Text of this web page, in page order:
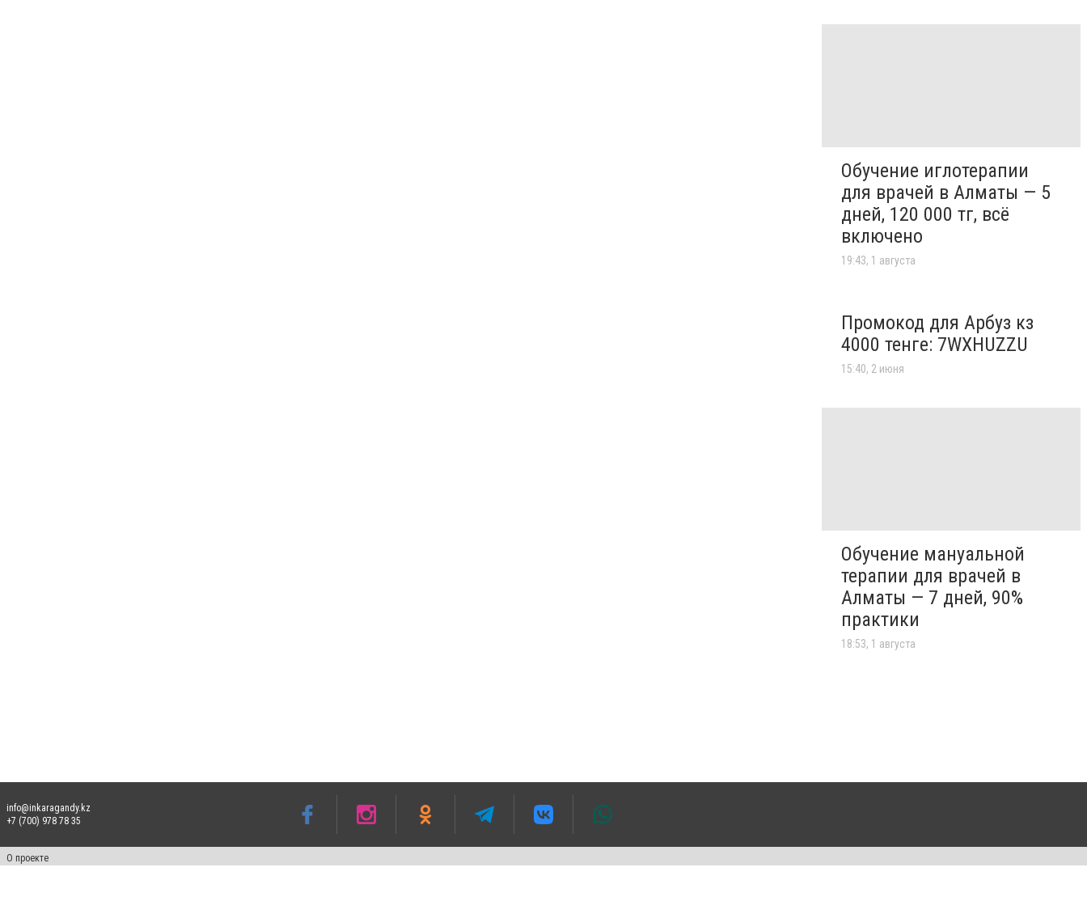
Обучение иглотерапии
для врачей в Алматы — 5
дней, 120 000 тг, всё
включено
19:43, 1 августа
Промокод для Арбуз кз
4000 тенге: 7WXHUZZU
15:40, 2 июня
Обучение мануальной
терапии для врачей в
Алматы — 7 дней, 90%
практики
18:53, 1 августа
info@inkaragandy.kz
+7 (700) 978 78 35
О проекте